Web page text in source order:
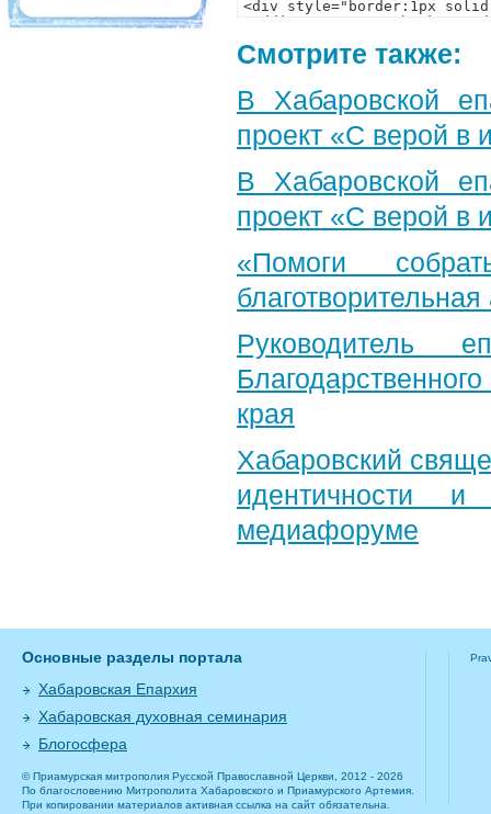
Смотрите также:
В Хабаровской
проект «С верой в
В Хабаровской
проект «С верой в
«Помоги
Руководитель
края
Хабаровский
идентичности
медиафоруме
Основные разделы портала
Хабаровская Епархия
Хабаровская духовная семинария
Блогосфера
© Приамурская митрополия Русской Православной Церкви, 2012 - 2026
По благословению Митрополита Хабаровского и Приамурского Артемия.
При копировании материалов активная ссылка на сайт обязательна.